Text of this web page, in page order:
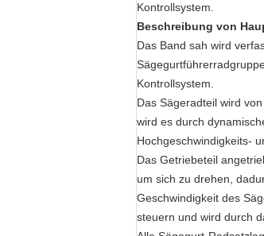
Kontrollsystem.
Beschreibung von
Das Band sah wird
Kontrollsystem.
Das Sägeradteil wird
wird es durch
Hochgeschwindigkeits-
Das Getriebeteil
um sich zu drehen,
Geschwindigkeit des
steuern und wird durch